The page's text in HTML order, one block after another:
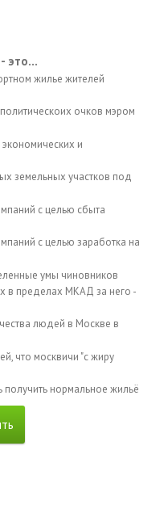
это...
жилье жителей
очков мэром
и
земельных участков под
с целью сбыта
с целью заработка на
умы чиновников
в пределах МКАД за него -
людей в Москве в
что москвичи "с жиру
нормальное жильё